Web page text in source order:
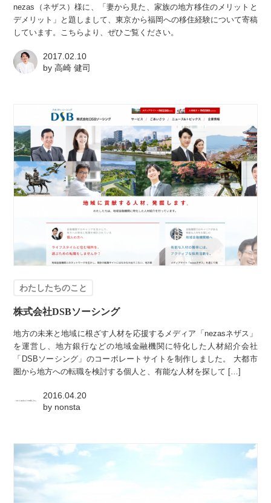
nezas（ネザス）様に、「妻から見た、家族の地方移住のメリットと
デメリット」と題しまして、東京から福岡への移住経験について寄稿
しています。こちらより、ぜひご覧ください。
2017.02.10
by高崎 健司
わたしたちのこと
株式会社DSBソーシング
地方の未来と地域に根ざす人材を応援するメディア「nezasネザス」
を運営し、地方銀行などの地域金融機関に特化した人材紹介会社
「DSBソーシング」のコーポレートサイトを制作しました。 大都市
圏から地方への転職を検討する個人と、有能な人材を探して […]
2016.04.20
by nonsta